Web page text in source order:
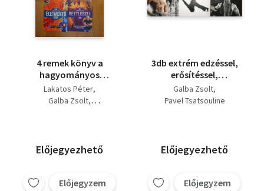
4 remek könyv a
hagyományos
edzésről: Formában,
kortalanul, Oldschool
Lakatos Péter
Galba Zsolt
Előjegyezhető
Előjegyzem
3db extrém edzéssel,
erősítéssel,
testépítéssel
kapcsolatos mű -
Macebell nagykönyve
Galba Zsolt
Pavel Tsatsouline
Előjegyezhető
Előjegyzem